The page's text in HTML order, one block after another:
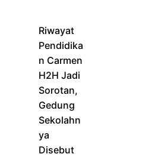
Riwayat
Pendidika
n Carmen
H2H Jadi
Sorotan,
Gedung
Sekolahn
ya
Disebut